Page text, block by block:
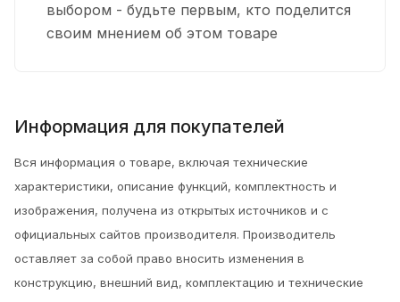
выбором - будьте первым, кто поделится
своим мнением об этом товаре
Информация для покупателей
Вся информация о товаре, включая технические
характеристики, описание функций, комплектность и
изображения, получена из открытых источников и с
официальных сайтов производителя. Производитель
оставляет за собой право вносить изменения в
конструкцию, внешний вид, комплектацию и технические